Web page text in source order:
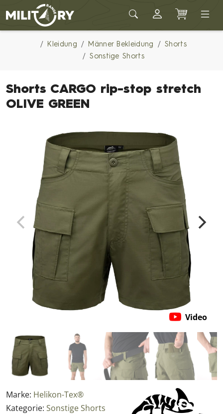
Army shop MILITARY RANGE
Kleidung Männer Bekleidung
Shorts
Sonstige Shorts
Shorts CARGO rip-stop stretch
OLIVE GREEN
Video
Marke: Helikon-Tex®
Kategorie: Sonstige Shorts